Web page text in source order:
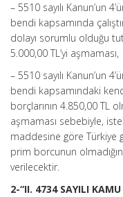
– 5510 sayılı Kanun’un
bendi kapsamında
dolayı sorumlu olduğu
5.000,00 TL’yi aşmaması,
– 5510 sayılı Kanun’un
bendi kapsamındaki
borçlarının 4.850,00 TL
aşmaması sebebiyle,
maddesine göre Türkiye
prim borcunun
verilecektir.
2-“II. 4734 SAYILI